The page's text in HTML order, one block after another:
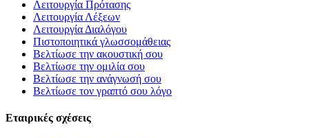
Λειτουργία Πρότασης
Λειτουργία Λέξεων
Λειτουργία Διαλόγου
Πιστοποιητικά γλωσσομάθειας
Βελτίωσε την ακουστική σου
Βελτίωσε την ομιλία σου
Βελτίωσε την ανάγνωσή σου
Βελτίωσε τον γραπτό σου λόγο
Εταιρικές σχέσεις